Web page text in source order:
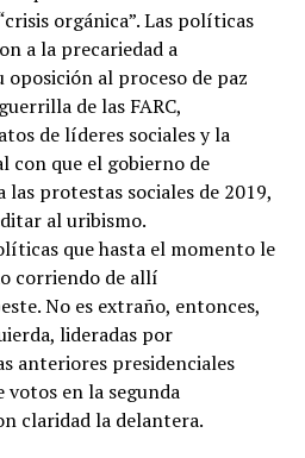
orgánica”. Las políticas
a la precariedad a
oposición al proceso de paz
de las FARC,
de líderes sociales y la
con que el gobierno de
protestas sociales de 2019,
al uribismo.
que hasta el momento le
corriendo de allí
No es extraño, entonces,
lideradas por
anteriores presidenciales
en la segunda
claridad la delantera.